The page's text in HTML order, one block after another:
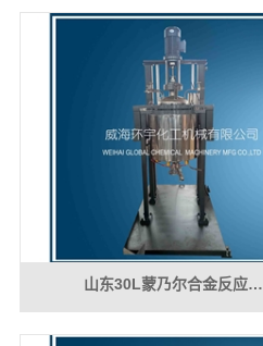
山东30L蒙乃尔合金反应…